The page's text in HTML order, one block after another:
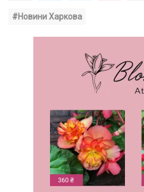
#Новини Харкова